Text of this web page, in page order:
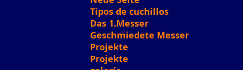
Tipos de cuchillos
Das 1.Messer
Geschmiedete Messer
Projekte
Projekte